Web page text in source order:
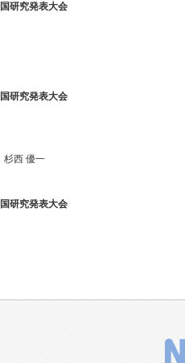
研究発表大会
研究発表大会
西 優一
研究発表大会